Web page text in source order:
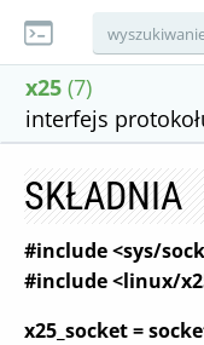
x25 (7)
interfejs
SKŁADNIA
#include <sys/
#include <linux/
x25_socket =